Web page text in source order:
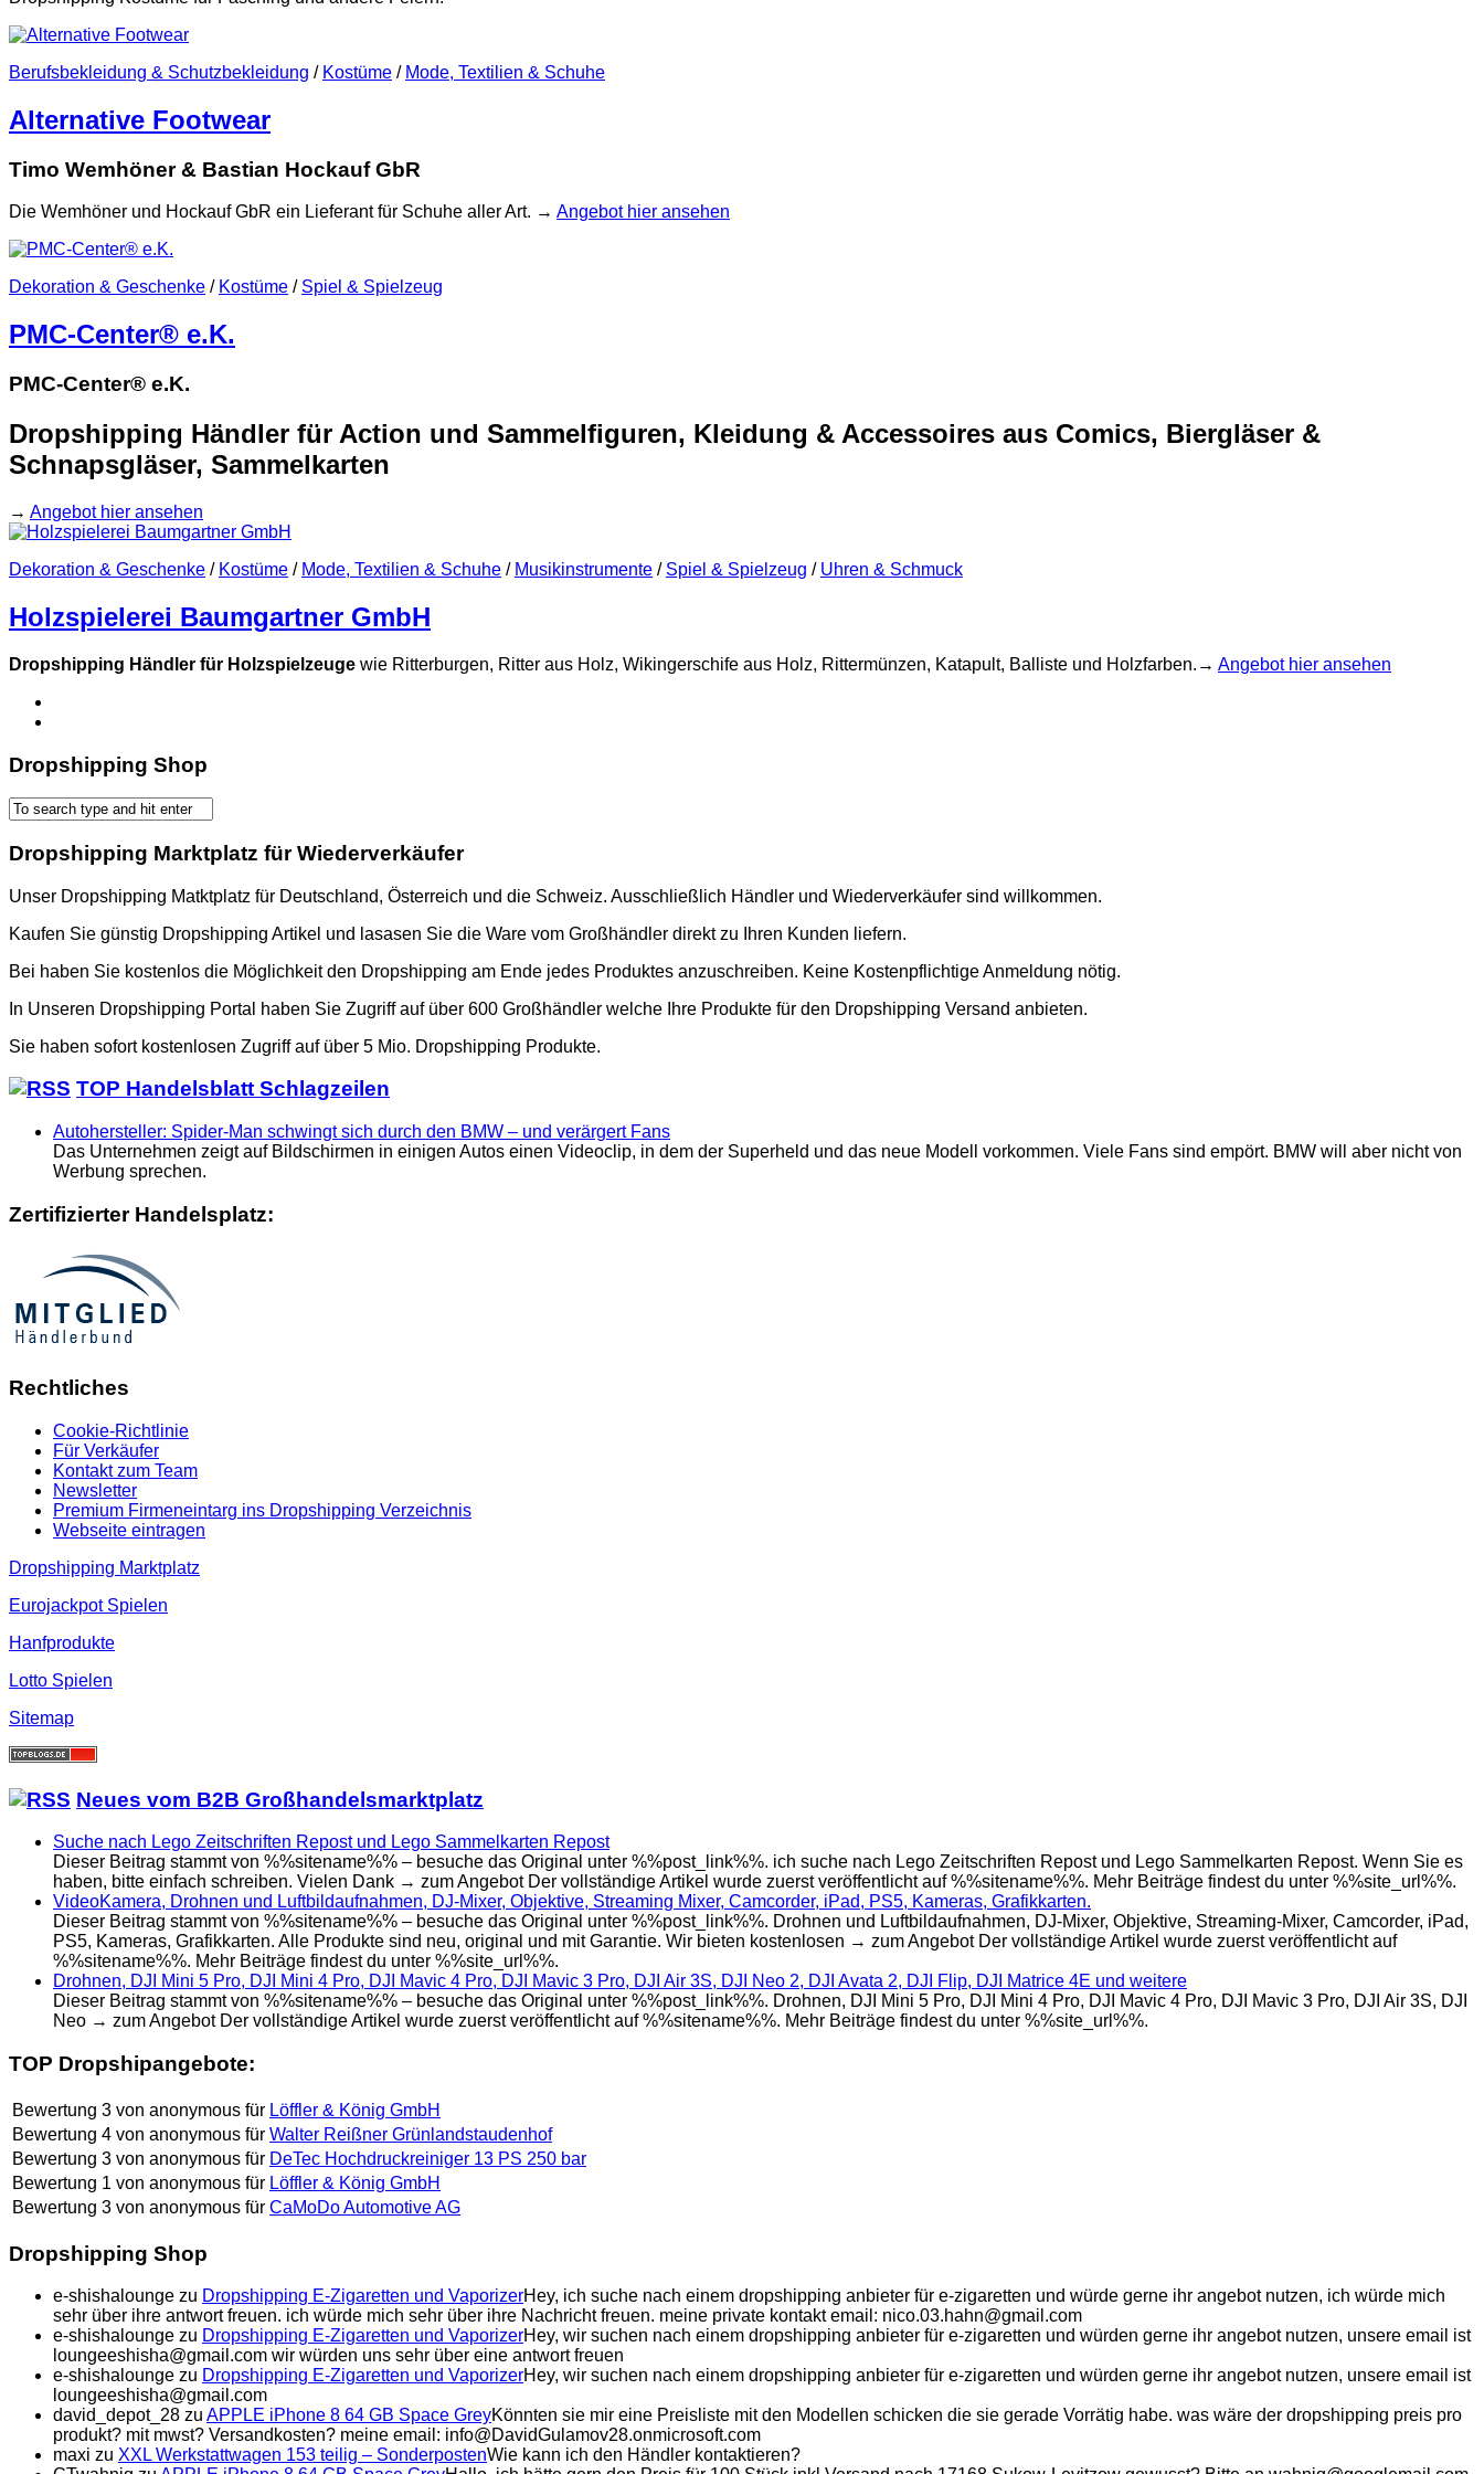
Berufsbekleidung & Schutzbekleidung / Kostüme / Mode, Textilien & Schuhe
Alternative Footwear
Timo Wemhöner & Bastian Hockauf GbR
Die Wemhöner und Hockauf GbR ein Lieferant für Schuhe aller Art. → Angebot hier ansehen
Dekoration & Geschenke / Kostüme / Spiel & Spielzeug
PMC-Center® e.K.
PMC-Center® e.K.
Dropshipping Händler für Action und Sammelfiguren, Kleidung & Accessoires aus Comics, Biergläser &
Schnapsgläser, Sammelkarten
→ Angebot hier ansehen
Dekoration & Geschenke / Kostüme / Mode, Textilien & Schuhe / Musikinstrumente / Spiel & Spielzeug / Uhren & Schmuck
Holzspielerei Baumgartner GmbH
Dropshipping Händler für Holzspielzeuge wie Ritterburgen, Ritter aus Holz, Wikingerschife aus Holz, Rittermünzen, Katapult, Balliste und Holzfarben.→ Angebot hier ansehen
Dropshipping Shop
Dropshipping Marktplatz für Wiederverkäufer
Unser Dropshipping Matktplatz für Deutschland, Österreich und die Schweiz. Ausschließlich Händler und Wiederverkäufer sind willkommen.
Kaufen Sie günstig Dropshipping Artikel und lasasen Sie die Ware vom Großhändler direkt zu Ihren Kunden liefern.
Bei haben Sie kostenlos die Möglichkeit den Dropshipping am Ende jedes Produktes anzuschreiben. Keine Kostenpflichtige Anmeldung nötig.
In Unseren Dropshipping Portal haben Sie Zugriff auf über 600 Großhändler welche Ihre Produkte für den Dropshipping Versand anbieten.
Sie haben sofort kostenlosen Zugriff auf über 5 Mio. Dropshipping Produkte.
TOP Handelsblatt Schlagzeilen
Autohersteller: Spider-Man schwingt sich durch den BMW – und verärgert Fans
Das Unternehmen zeigt auf Bildschirmen in einigen Autos einen Videoclip, in dem der Superheld und das neue Modell vorkommen. Viele Fans sind empört. BMW will aber nicht von
Werbung sprechen.
Zertifizierter Handelsplatz:
Rechtliches
Cookie-Richtlinie
Für Verkäufer
Kontakt zum Team
Newsletter
Premium Firmeneintarg ins Dropshipping Verzeichnis
Webseite eintragen
Dropshipping Marktplatz
Eurojackpot Spielen
Hanfprodukte
Lotto Spielen
Sitemap
Neues vom B2B Großhandelsmarktplatz
Suche nach Lego Zeitschriften Repost und Lego Sammelkarten Repost
Dieser Beitrag stammt von %%sitename%% – besuche das Original unter %%post_link%%. ich suche nach Lego Zeitschriften Repost und Lego Sammelkarten Repost. Wenn Sie es
haben, bitte einfach schreiben. Vielen Dank → zum Angebot Der vollständige Artikel wurde zuerst veröffentlicht auf %%sitename%%. Mehr Beiträge findest du unter %%site_url%%.
VideoKamera, Drohnen und Luftbildaufnahmen, DJ-Mixer, Objektive, Streaming Mixer, Camcorder, iPad, PS5, Kameras, Grafikkarten.
Dieser Beitrag stammt von %%sitename%% – besuche das Original unter %%post_link%%. Drohnen und Luftbildaufnahmen, DJ-Mixer, Objektive, Streaming-Mixer, Camcorder, iPad,
PS5, Kameras, Grafikkarten. Alle Produkte sind neu, original und mit Garantie. Wir bieten kostenlosen → zum Angebot Der vollständige Artikel wurde zuerst veröffentlicht auf
%%sitename%%. Mehr Beiträge findest du unter %%site_url%%.
Drohnen, DJI Mini 5 Pro, DJI Mini 4 Pro, DJI Mavic 4 Pro, DJI Mavic 3 Pro, DJI Air 3S, DJI Neo 2, DJI Avata 2, DJI Flip, DJI Matrice 4E und weitere
Dieser Beitrag stammt von %%sitename%% – besuche das Original unter %%post_link%%. Drohnen, DJI Mini 5 Pro, DJI Mini 4 Pro, DJI Mavic 4 Pro, DJI Mavic 3 Pro, DJI Air 3S, DJI
Neo → zum Angebot Der vollständige Artikel wurde zuerst veröffentlicht auf %%sitename%%. Mehr Beiträge findest du unter %%site_url%%.
TOP Dropshipangebote:
Bewertung 3 von anonymous für Löffler & König GmbH
Bewertung 4 von anonymous für Walter Reißner Grünlandstaudenhof
Bewertung 3 von anonymous für DeTec Hochdruckreiniger 13 PS 250 bar
Bewertung 1 von anonymous für Löffler & König GmbH
Bewertung 3 von anonymous für CaMoDo Automotive AG
Dropshipping Shop
e-shishalounge zu Dropshipping E-Zigaretten und VaporizerHey, ich suche nach einem dropshipping anbieter für e-zigaretten und würde gerne ihr angebot nutzen, ich würde mich
sehr über ihre antwort freuen. ich würde mich sehr über ihre Nachricht freuen. meine private kontakt email: nico.03.hahn@gmail.com
e-shishalounge zu Dropshipping E-Zigaretten und VaporizerHey, wir suchen nach einem dropshipping anbieter für e-zigaretten und würden gerne ihr angebot nutzen, unsere email ist
loungeeshisha@gmail.com wir würden uns sehr über eine antwort freuen
e-shishalounge zu Dropshipping E-Zigaretten und VaporizerHey, wir suchen nach einem dropshipping anbieter für e-zigaretten und würden gerne ihr angebot nutzen, unsere email ist
loungeeshisha@gmail.com
david_depot_28 zu APPLE iPhone 8 64 GB Space GreyKönnten sie mir eine Preisliste mit den Modellen schicken die sie gerade Vorrätig habe. was wäre der dropshipping preis pro
produkt? mit mwst? Versandkosten? meine email: info@DavidGulamov28.onmicrosoft.com
maxi zu XXL Werkstattwagen 153 teilig – SonderpostenWie kann ich den Händler kontaktieren?